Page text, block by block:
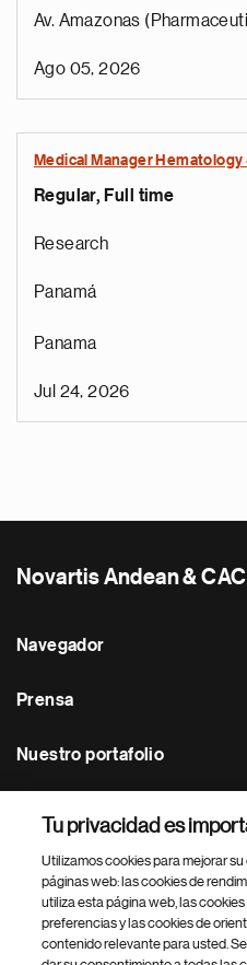
Av. Amazonas
Ago 05, 2026
Medical Manager Hematology
Regular, Full time
Research
Panamá
Panama
Jul 24, 2026
Novartis Andean &
Navegador
Prensa
Nuestro portafolio
Footer Site Search
Tu privacidad es
Utilizamos cookies para mejorar
páginas web: las cookies de
utiliza esta página web, las
preferencias y las cookies de
contenido relevante para usted.